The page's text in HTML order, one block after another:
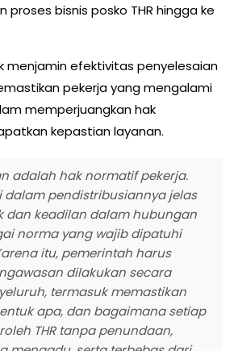
proses bisnis posko THR hingga ke
menjamin efektivitas penyelesaian
pekerja yang mengalami
memperjuangkan hak
kepastian layanan.
adalah hak normatif pekerja.
dalam pendistribusiannya jelas
dan keadilan dalam hubungan
norma yang wajib dipatuhi
itu, pemerintah harus
dilakukan secara
termasuk memastikan
apa, dan bagaimana setiap
THR tanpa penundaan,